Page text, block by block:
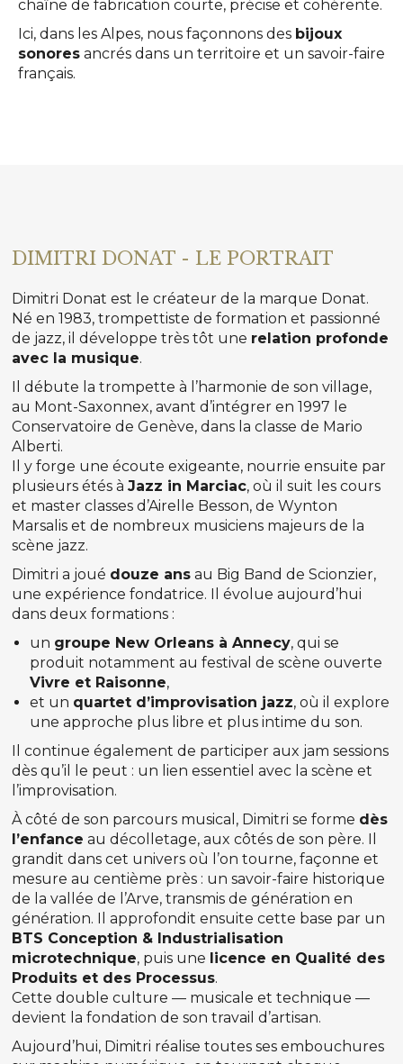
chaîne de fabrication courte, précise et cohérente.
Ici, dans les Alpes, nous façonnons des bijoux
sonores ancrés dans un territoire et un savoir-faire
français.
DIMITRI DONAT - LE PORTRAIT
Dimitri Donat est le créateur de la marque Donat.
Né en 1983, trompettiste de formation et passionné
de jazz, il développe très tôt une relation profonde
avec la musique.
Il débute la trompette à l’harmonie de son village,
au Mont-Saxonnex, avant d’intégrer en 1997 le
Conservatoire de Genève, dans la classe de Mario
Alberti.
Il y forge une écoute exigeante, nourrie ensuite par
plusieurs étés à Jazz in Marciac, où il suit les cours
et master classes d’Airelle Besson, de Wynton
Marsalis et de nombreux musiciens majeurs de la
scène jazz.
Dimitri a joué douze ansau Big Band de Scionzier,
une expérience fondatrice. Il évolue aujourd’hui
dans deux formations :
un groupe New Orleans à Annecy, qui se
produit notamment au festival de scène ouverte
Vivre et Raisonne,
et un quartet d’improvisation jazz, où il explore
une approche plus libre et plus intime du son.
Il continue également de participer aux jam sessions
dès qu’il le peut : un lien essentiel avec la scène et
l’improvisation.
À côté de son parcours musical, Dimitri se forme dès
l’enfance au décolletage, aux côtés de son père. Il
grandit dans cet univers où l’on tourne, façonne et
mesure au centième près : un savoir-faire historique
de la vallée de l’Arve, transmis de génération en
génération. Il approfondit ensuite cette base par un
BTS Conception & Industrialisation
microtechnique, puis une licence en Qualité des
Produits et des Processus.
Cette double culture — musicale et technique —
devient la fondation de son travail d’artisan.
Aujourd’hui, Dimitri réalise toutes ses embouchures